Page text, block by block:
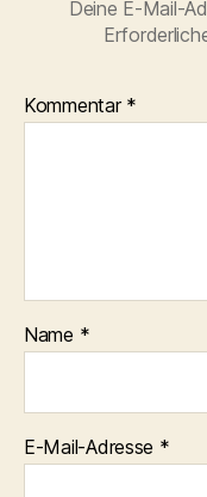
Deine E-Mail-
Kommentar *
Name *
E-Mail-Adresse *